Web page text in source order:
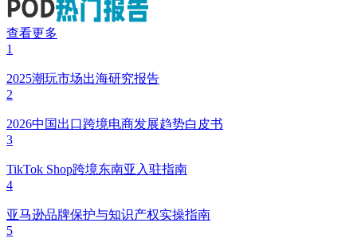
查看更多
1
2025潮玩市场出海研究报告
2
2026中国出口跨境电商发展趋势白皮书
3
TikTok Shop跨境东南亚入驻指南
4
亚马逊品牌保护与知识产权实操指南
5